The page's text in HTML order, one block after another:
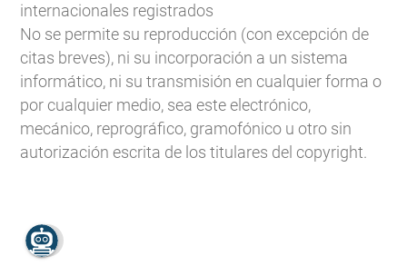
internacionales registrados
No se permite su reproducción (con excepción de
citas breves), ni su incorporación a un sistema
informático, ni su transmisión en cualquier forma o
por cualquier medio, sea este electrónico,
mecánico, reprográfico, gramofónico u otro sin
autorización escrita de los titulares del copyright.